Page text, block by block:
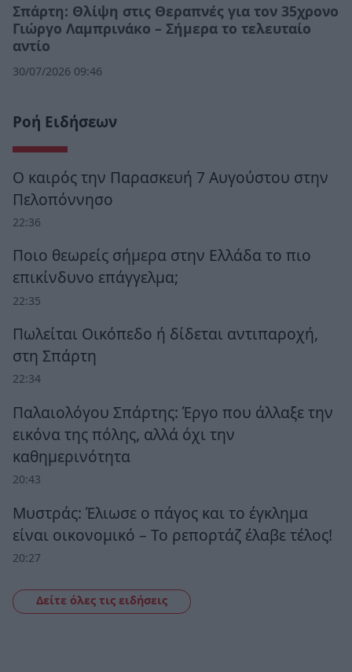
Σπάρτη: Θλίψη στις Θεραπνές για τον 35χρονο
Γιώργο Λαμπρινάκο – Σήμερα το τελευταίο
αντίο
30/07/2026 09:46
Ροή Ειδήσεων
Ο καιρός την Παρασκευή 7 Αυγούστου στην
Πελοπόννησο
22:36
Ποιο θεωρείς σήμερα στην Ελλάδα το πιο
επικίνδυνο επάγγελμα;
22:35
Πωλείται Οικόπεδο ή δίδεται αντιπαροχή,
στη Σπάρτη
22:34
Παλαιολόγου Σπάρτης: Έργο που άλλαξε την
εικόνα της πόλης, αλλά όχι την
καθημερινότητα
20:43
Μυστράς: Έλιωσε ο πάγος και το έγκλημα
είναι οικονομικό – Το ρεπορτάζ έλαβε τέλος!
20:27
Δείτε όλες τις ειδήσεις